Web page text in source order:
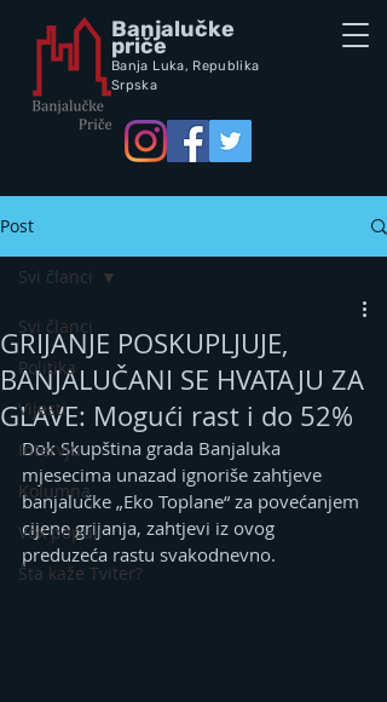
Banjalučke
priče
Banja Luka, Republika
Srpska
Post
Svi članci
Politika
Vijesti
Intervju
Kolumna
Vox populi
Šta kaže Tviter?
Svi članci
GRIJANJE POSKUPLJUJE,
BANJALUČANI SE HVATAJU ZA
GLAVE: Mogući rast i do 52%
Dok Skupština grada Banjaluka
mjesecima unazad ignoriše zahtjeve
banjalučke „Eko Toplane“ za povećanjem
cijene grijanja, zahtjevi iz ovog
preduzeća rastu svakodnevno.